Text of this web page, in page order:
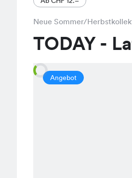
Neue Sommer/
TODAY -
Angebot